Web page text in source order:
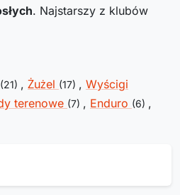
. Najstarszy z klubów
(21) , Żużel (17) , Wyścigi
terenowe (7) , Enduro (6) ,